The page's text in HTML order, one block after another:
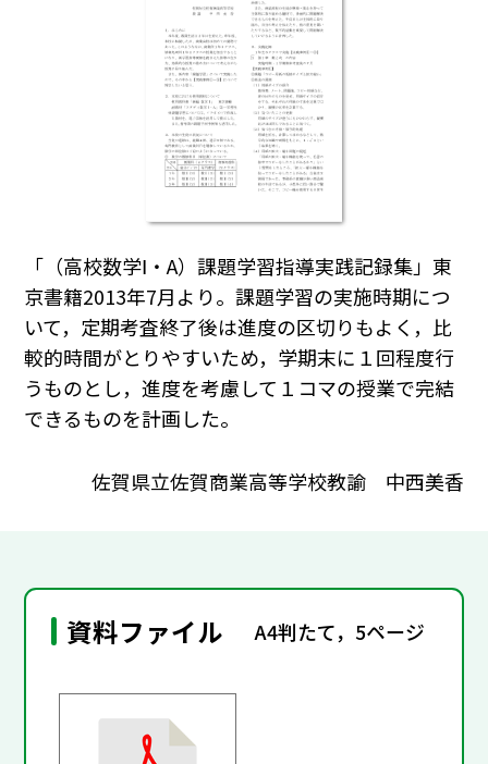
「（高校数学Ⅰ・A）課題学習指導実践記録集」東
京書籍2013年7月より。課題学習の実施時期につ
いて，定期考査終了後は進度の区切りもよく，比
較的時間がとりやすいため，学期末に１回程度行
うものとし，進度を考慮して１コマの授業で完結
できるものを計画した。
佐賀県立佐賀商業高等学校教諭 中西美香
資料ファイル A4判たて，5ページ